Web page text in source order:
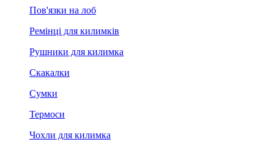
Пов'язки на лоб
Ремінці для килимків
Рушники для килимка
Скакалки
Сумки
Термоси
Чохли для килимка